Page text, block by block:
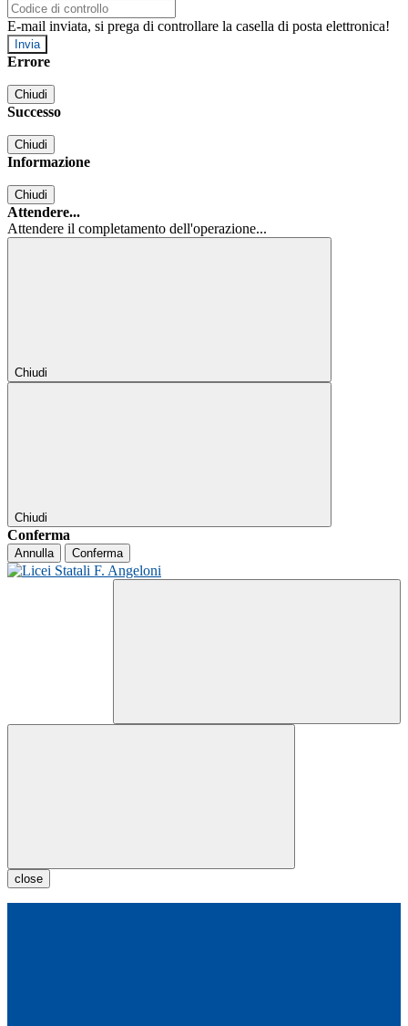
E-mail inviata, si prega di controllare la casella di posta elettronica!
Errore
Chiudi
Successo
Chiudi
Informazione
Chiudi
Attendere...
Attendere il completamento dell'operazione...
Chiudi
Chiudi
Conferma
Annulla Conferma
close